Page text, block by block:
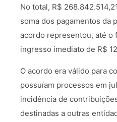
No total, R$
soma dos pagamentos da
acordo representou, até o
ingresso imediato de R$
O acordo era válido para
possuíam processos em
incidência de
destinadas a outras